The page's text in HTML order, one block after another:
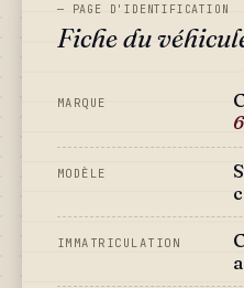
— PAGE D'IDENTIFICATION
Fiche du
MARQUE
MODÈLE
IMMATRICULATION